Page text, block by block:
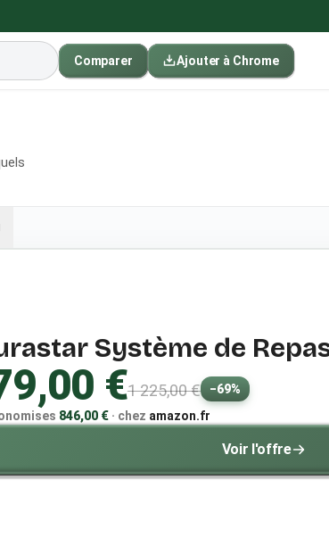
Comparer Ajouter à Chrome
Système de
€1 225,00 € −69%
846,00 € · chez amazon.fr
Voir l'offre